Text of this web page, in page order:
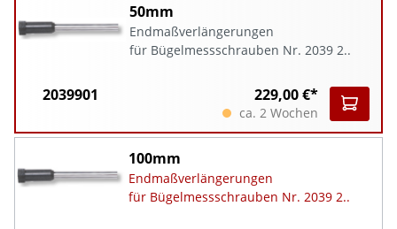
50mm
Endmaßverlängerungen
für Bügelmessschrauben Nr. 2039 2..
2039901 229,00 €*
ca. 2 Wochen
100mm
Endmaßverlängerungen
für Bügelmessschrauben Nr. 2039 2..